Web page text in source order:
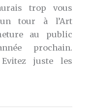
trop vous
tour à l’Art
au public
prochain.
juste les